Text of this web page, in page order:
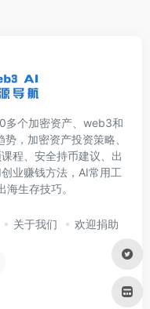
多个加密资产、web3和
，加密资产投资策略、
程、安全持币建议、出
业赚钱方法，AI常用工
生存技巧。
关于我们 欢迎捐助